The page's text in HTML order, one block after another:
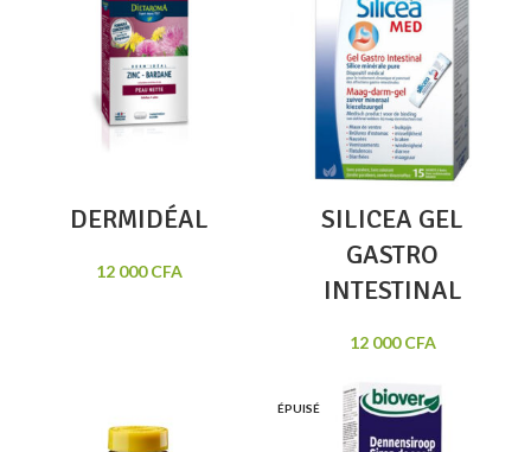
DERMIDÉAL
12 000CFA
SILICEA GEL
GASTRO
INTESTINAL
12 000CFA
ÉPUISÉ